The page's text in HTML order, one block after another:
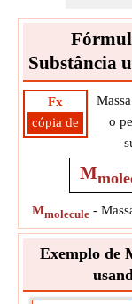
Substância
Fx
cópia de
o
M
Mmolecule -
Exemplo de